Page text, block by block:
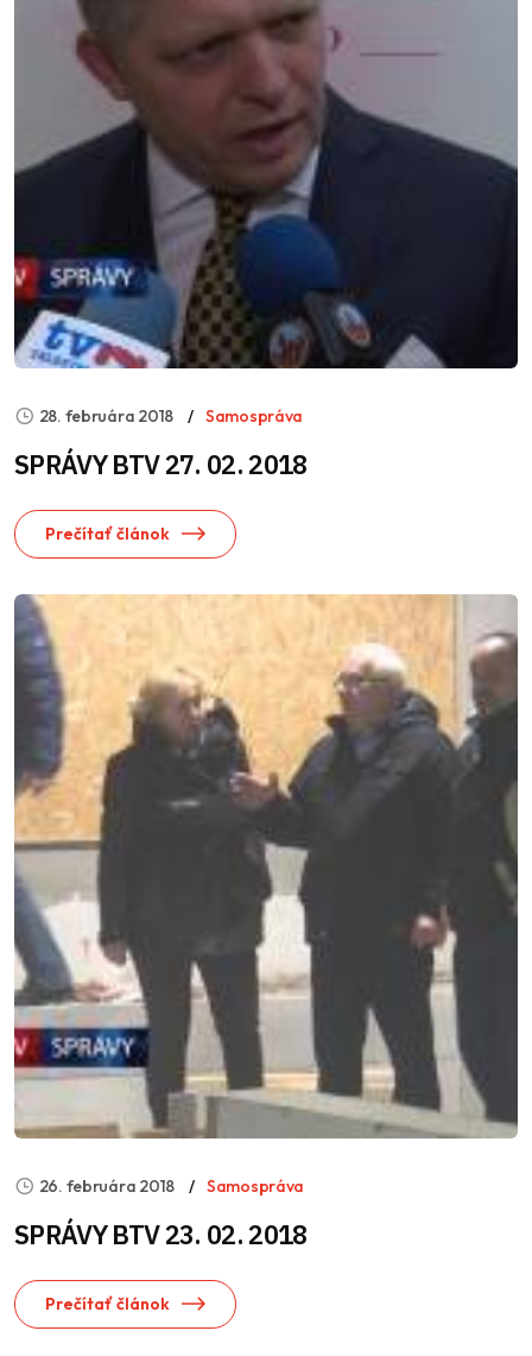
28. februára 2018 Samospráva
SPRÁVY BTV 27. 02. 2018
Prečítať článok
26. februára 2018 Samospráva
SPRÁVY BTV 23. 02. 2018
Prečítať článok